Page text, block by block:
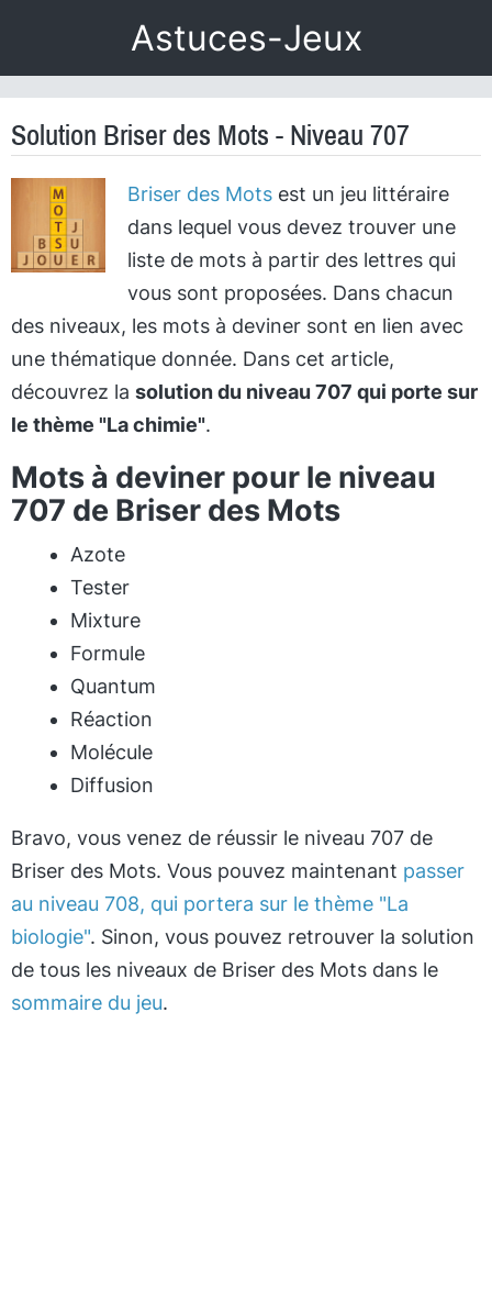
Astuces-Jeux
Solution Briser des Mots - Niveau 707
Briser des Motsest un jeu littéraire
dans lequel vous devez trouver une
liste de mots à partir des lettres qui
vous sont proposées. Dans chacun
des niveaux, les mots à deviner sont en lien avec
une thématique donnée. Dans cet article,
découvrez la solution du niveau 707 qui porte sur
le thème "La chimie".
Mots à deviner pour le niveau
707 de Briser des Mots
Azote
Tester
Mixture
Formule
Quantum
Réaction
Molécule
Diffusion
Bravo, vous venez de réussir le niveau 707 de
Briser des Mots. Vous pouvez maintenant passer
au niveau 708, qui portera sur le thème "La
biologie". Sinon, vous pouvez retrouver la solution
de tous les niveaux de Briser des Mots dans le
sommaire du jeu.